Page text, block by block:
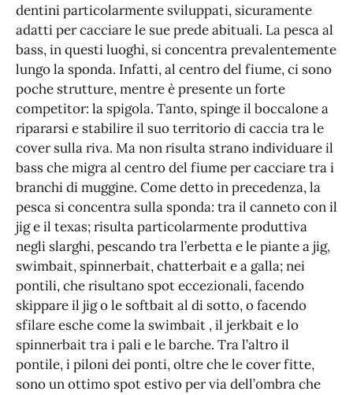
dentini particolarmente sviluppati, sicuramente
adatti per cacciare le sue prede abituali. La pesca al
bass, in questi luoghi, si concentra prevalentemente
lungo la sponda. Infatti, al centro del fiume, ci sono
poche strutture, mentre è presente un forte
competitor: la spigola. Tanto, spinge il boccalone a
ripararsi e stabilire il suo territorio di caccia tra le
cover sulla riva. Ma non risulta strano individuare il
bass che migra al centro del fiume per cacciare tra i
branchi di muggine. Come detto in precedenza, la
pesca si concentra sulla sponda: tra il canneto con il
jig e il texas; risulta particolarmente produttiva
negli slarghi, pescando tra l’erbetta e le piante a jig,
swimbait, spinnerbait, chatterbait e a galla; nei
pontili, che risultano spot eccezionali, facendo
skippare il jig o le softbait al di sotto, o facendo
sfilare esche come la swimbait , il jerkbait e lo
spinnerbait tra i pali e le barche. Tra l’altro il
pontile, i piloni dei ponti, oltre che le cover fitte,
sono un ottimo spot estivo per via dell’ombra che